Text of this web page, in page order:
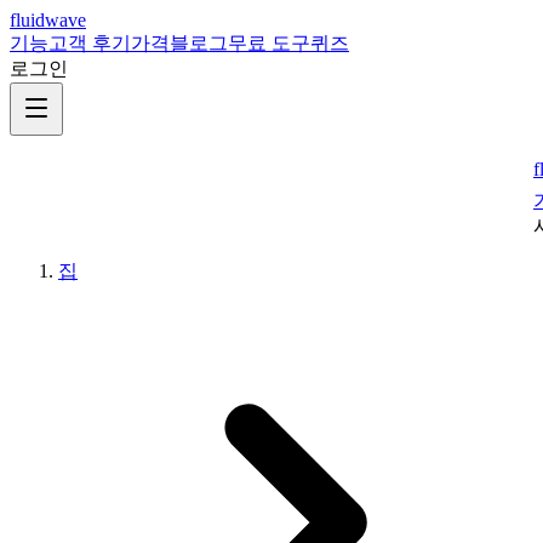
fluidwave
기능고객 후기 가격블로그무료 도구퀴즈
로그인
집